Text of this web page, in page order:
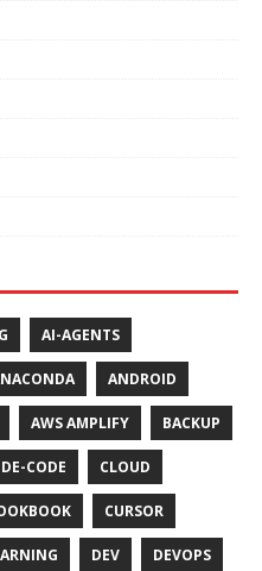
AI-AGENTS
ANDROID
AWS AMPLIFY BACKUP
CODE CLOUD
CURSOR
DEV DEVOPS